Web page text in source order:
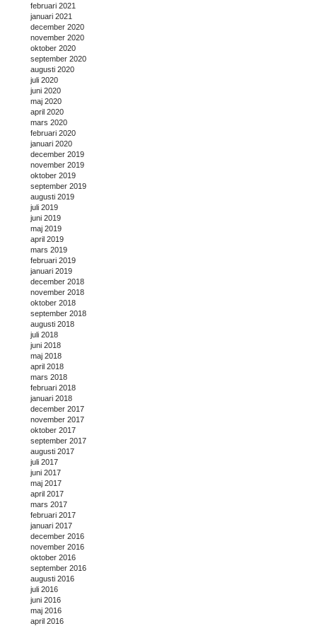
februari 2021
januari 2021
december 2020
november 2020
oktober 2020
september 2020
augusti 2020
juli 2020
juni 2020
maj 2020
april 2020
mars 2020
februari 2020
januari 2020
december 2019
november 2019
oktober 2019
september 2019
augusti 2019
juli 2019
juni 2019
maj 2019
april 2019
mars 2019
februari 2019
januari 2019
december 2018
november 2018
oktober 2018
september 2018
augusti 2018
juli 2018
juni 2018
maj 2018
april 2018
mars 2018
februari 2018
januari 2018
december 2017
november 2017
oktober 2017
september 2017
augusti 2017
juli 2017
juni 2017
maj 2017
april 2017
mars 2017
februari 2017
januari 2017
december 2016
november 2016
oktober 2016
september 2016
augusti 2016
juli 2016
juni 2016
maj 2016
april 2016